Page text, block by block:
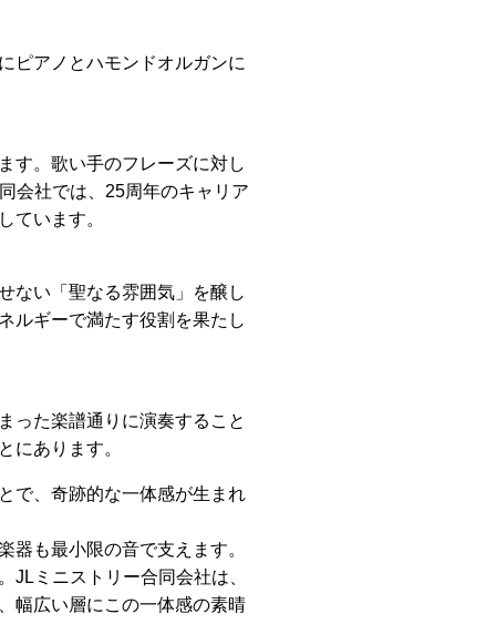
ピアノとハモンドオルガンに
す。歌い手のフレーズに対し
会社では、25周年のキャリア
ています。
ない「聖なる雰囲気」を醸し
ルギーで満たす役割を果たし
った楽譜通りに演奏すること
にあります。
で、奇跡的な一体感が生まれ
器も最小限の音で支えます。
ミニストリー合同会社は、
幅広い層にこの一体感の素晴